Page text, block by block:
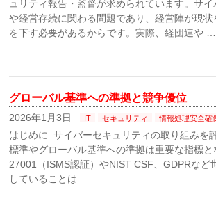
ュリティ報告・監督が求められています。サ
や経営存続に関わる問題であり、経営陣が現
を下す必要があるからです。実際、経団連や …
グローバル基準への準拠と競争優位
2026年1月3日 IT セキュリティ 情報処理安全確
はじめに: サイバーセキュリティの取り組みを
標準やグローバル基準への準拠は重要な指標
27001（ISMS認証）やNIST CSF、GDPRなど
していることは …